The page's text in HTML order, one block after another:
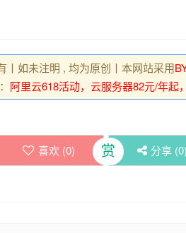
丨如未注明 , 均为原创丨本网站采用
阿里云618活动，云服务器82元/年起
喜欢 (0) 赏 分享 (0)